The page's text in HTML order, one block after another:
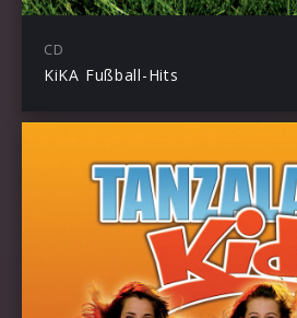
CD
KiKA Fußball-Hits